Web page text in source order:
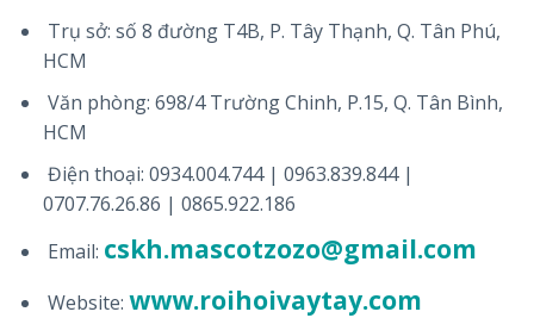
Trụ sở: số 8 đường T4B, P. Tây Thạnh, Q. Tân Phú,
HCM
Văn phòng: 698/4 Trường Chinh, P.15, Q. Tân Bình,
HCM
Điện thoại: 0934.004.744 | 0963.839.844 |
0707.76.26.86 | 0865.922.186
Email: cskh.mascotzozo@gmail.com
Website: www.roihoivaytay.com